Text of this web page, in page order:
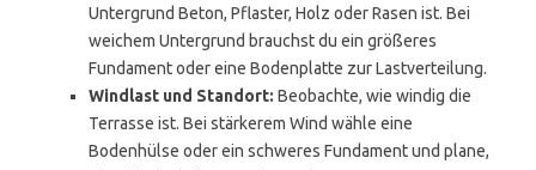
Untergrund Beton, Pflaster, Holz oder Rasen ist. Bei
weichem Untergrund brauchst du ein größeres
Fundament oder eine Bodenplatte zur Lastverteilung.
Windlast und Standort: Beobachte, wie windig die
Terrasse ist. Bei stärkerem Wind wähle eine
Bodenhülse oder ein schweres Fundament und plane,